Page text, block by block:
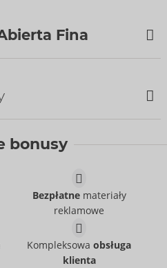
Fina
- ORION Brand
22157991021
Cena sugerowana:
bonusy
Bezpłatnemateriały
reklamowe
Kompleksowaobsługa
klienta